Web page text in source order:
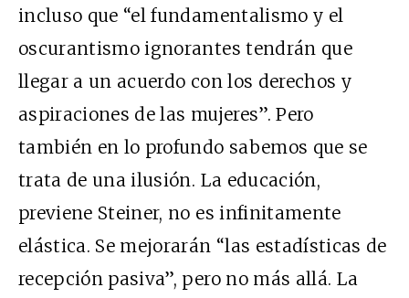
incluso que “el fundamentalismo y el
oscurantismo ignorantes tendrán que
llegar a un acuerdo con los derechos y
aspiraciones de las mujeres”. Pero
también en lo profundo sabemos que se
trata de una ilusión. La educación,
previene Steiner, no es infinitamente
elástica. Se mejorarán “las estadísticas de
recepción pasiva”, pero no más allá. La